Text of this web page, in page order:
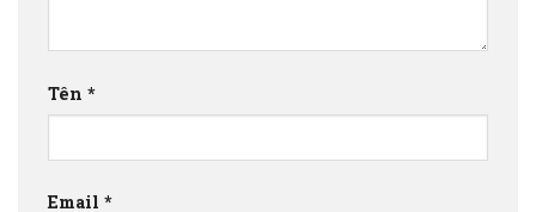
Tên *
Email *